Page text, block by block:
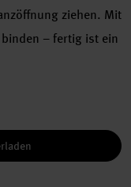
ziehen. Mit
binden – fertig ist ein